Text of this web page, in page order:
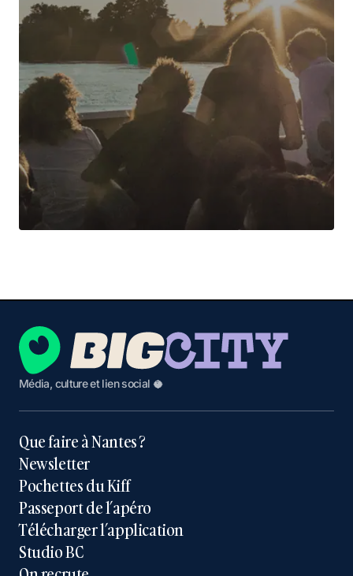
Média, culture et lien social 🥥
Que faire à Nantes ?
Newsletter
Pochettes du Kiff
Passeport de l’apéro
Télécharger l’application
Studio BC